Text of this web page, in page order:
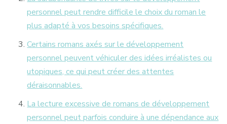
personnel peut rendre difficile le choix du roman le
plus adapté à vos besoins spécifiques.
Certains romans axés sur le développement
personnel peuvent véhiculer des idées irréalistes ou
utopiques, ce qui peut créer des attentes
déraisonnables.
La lecture excessive de romans de développement
personnel peut parfois conduire à une dépendance aux